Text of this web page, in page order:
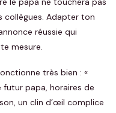
collègues. Adapter ton
réussie qui
mesure.
très bien : «
papa, horaires de
un clin d’œil complice